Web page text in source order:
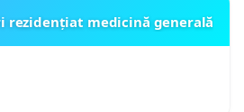
rezidențiat medicină generală